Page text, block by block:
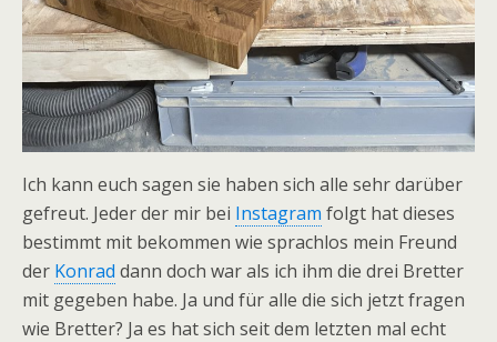
Ich kann euch sagen sie haben sich alle sehr darüber
gefreut. Jeder der mir bei Instagram folgt hat dieses
bestimmt mit bekommen wie sprachlos mein Freund
der Konrad dann doch war als ich ihm die drei Bretter
mit gegeben habe. Ja und für alle die sich jetzt fragen
wie Bretter? Ja es hat sich seit dem letzten mal echt